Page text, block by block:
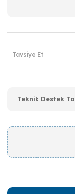
Tavsiye Et
Teknik Destek